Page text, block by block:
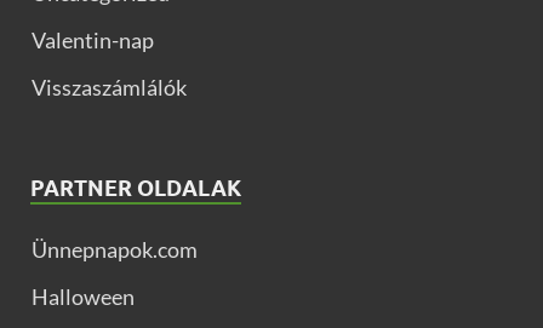
Valentin-nap
Visszaszámlálók
PARTNER OLDALAK
Ünnepnapok.com
Halloween